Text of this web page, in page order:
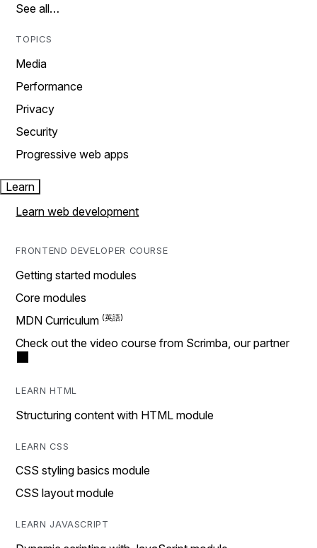
See all…
TOPICS
Media
Performance
Privacy
Security
Progressive web apps
Learn
Learn web development
FRONTEND DEVELOPER COURSE
Getting started modules
Core modules
MDN Curriculum
Check out the video course from Scrimba, our partner
LEARN HTML
Structuring content with HTML module
LEARN CSS
CSS styling basics module
CSS layout module
LEARN JAVASCRIPT